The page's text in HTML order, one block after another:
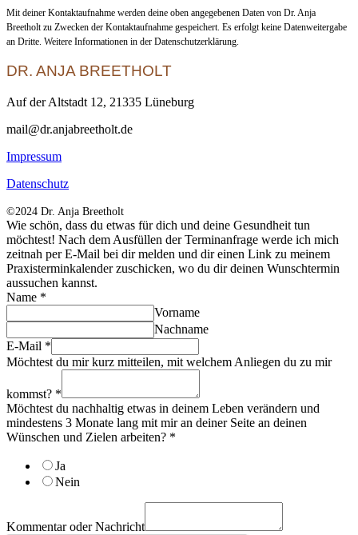
Mit deiner Kontaktaufnahme werden deine oben angegebenen Daten von Dr. Anja
Breetholt zu Zwecken der Kontaktaufnahme gespeichert. Es erfolgt keine Datenweitergabe
an Dritte. Weitere Informationen in der Datenschutzerklärung.
DR. ANJA BREETHOLT
Auf der Altstadt 12, 21335 Lüneburg
mail@dr.anjabreetholt.de
Impressum
Datenschutz
©2024 Dr. Anja Breetholt
Wie schön, dass du etwas für dich und deine Gesundheit tun
möchtest! Nach dem Ausfüllen der Terminanfrage werde ich mich
zeitnah per E-Mail bei dir melden und dir einen Link zu meinem
Praxisterminkalender zuschicken, wo du dir deinen Wunschtermin
aussuchen kannst.
Name *
Vorname
Nachname
E-Mail *
Möchtest du mir kurz mitteilen, mit welchem Anliegen du zu mir
kommst? *
Möchtest du nachhaltig etwas in deinem Leben verändern und
mindestens 3 Monate lang mit mir an deiner Seite an deinen
Wünschen und Zielen arbeiten? *
Ja
Nein
Kommentar oder Nachricht